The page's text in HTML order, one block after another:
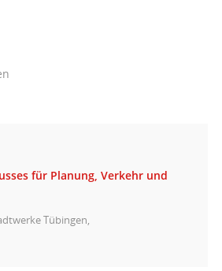
für Planung, Verkehr und
Tübingen,